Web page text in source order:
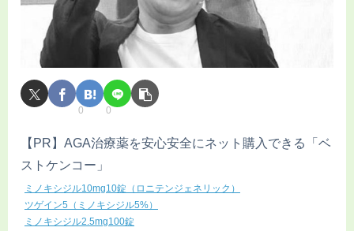
0 0
【PR】AGA治療薬を安心安全にネット購入できる「ベ
ストケンコー」
ミノキシジル10mg10錠（ロニテンジェネリック）
ツゲイン5（ミノキシジル5%）
ミノキシジル2.5mg100錠